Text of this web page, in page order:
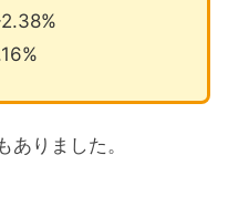
りました。